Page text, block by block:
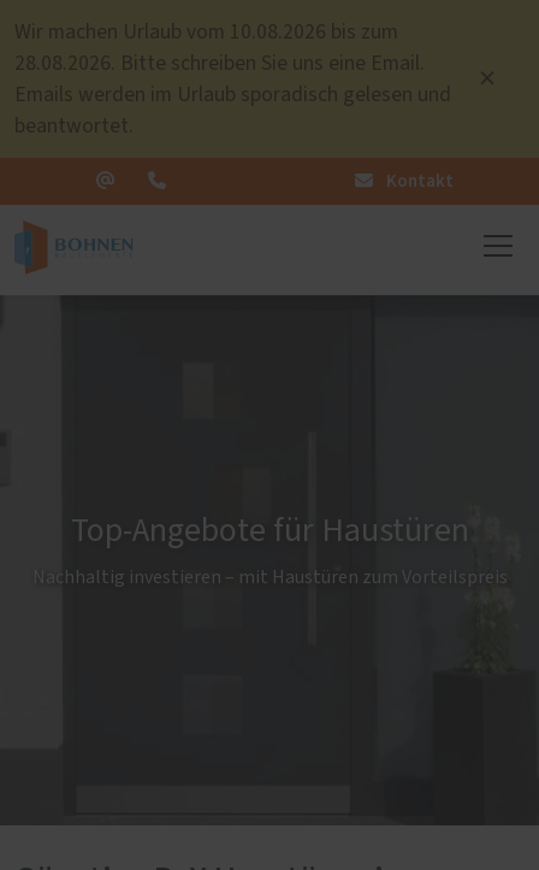
Wir machen Urlaub vom 10.08.2026 bis zum
28.08.2026. Bitte schreiben Sie uns eine Email.
Emails werden im Urlaub sporadisch gelesen und
beantwortet.
Kontakt
Top-Angebote für Haustüren
Nachhaltig investieren – mit Haustüren zum Vorteilspreis